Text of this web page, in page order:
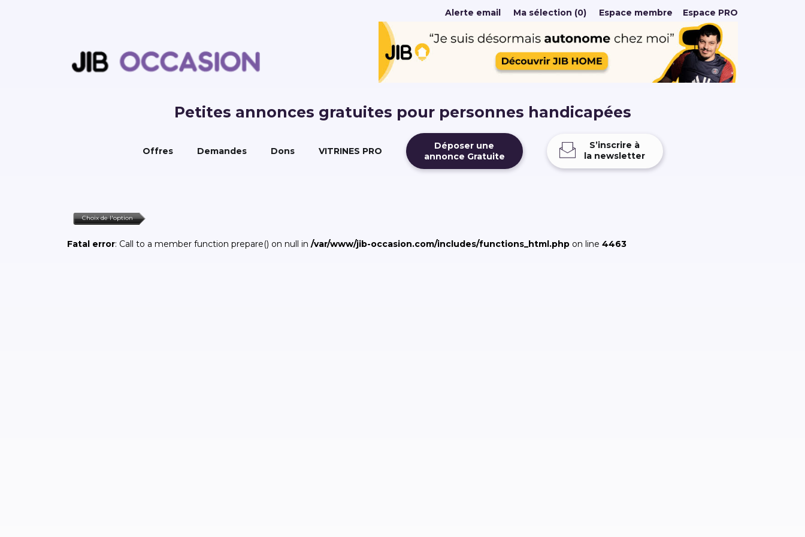
Alerte email Ma sélection (0) Espace membre Espace PRO
Petites annonces gratuites pour personnes handicapées
Offres Demandes Dons VITRINES PRO
Déposer une
annonce Gratuite
S’inscrire à
la newsletter
Choix de l'option
Fatal error: Call to a member function prepare() on null in /var/www/jib-occasion.com/includes/functions_html.php on line 4463